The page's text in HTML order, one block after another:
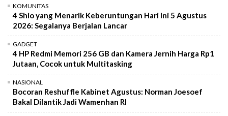
KOMUNITAS
4 Shio yang Menarik Keberuntungan Hari Ini 5 Agustus
2026: Segalanya Berjalan Lancar
GADGET
4 HP Redmi Memori 256 GB dan Kamera Jernih Harga Rp1
Jutaan, Cocok untuk Multitasking
NASIONAL
Bocoran Reshuffle Kabinet Agustus: Norman Joesoef
Bakal Dilantik Jadi Wamenhan RI